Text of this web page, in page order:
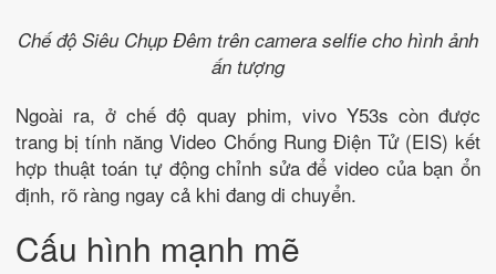
Chế độ Siêu Chụp Đêm trên camera selfie cho hình ảnh
ấn tượng
Ngoài ra, ở chế độ quay phim, vivo Y53s còn được
trang bị tính năng Video Chống Rung Điện Tử (EIS) kết
hợp thuật toán tự động chỉnh sửa để video của bạn ổn
định, rõ ràng ngay cả khi đang di chuyển.
Cấu hình mạnh mẽ